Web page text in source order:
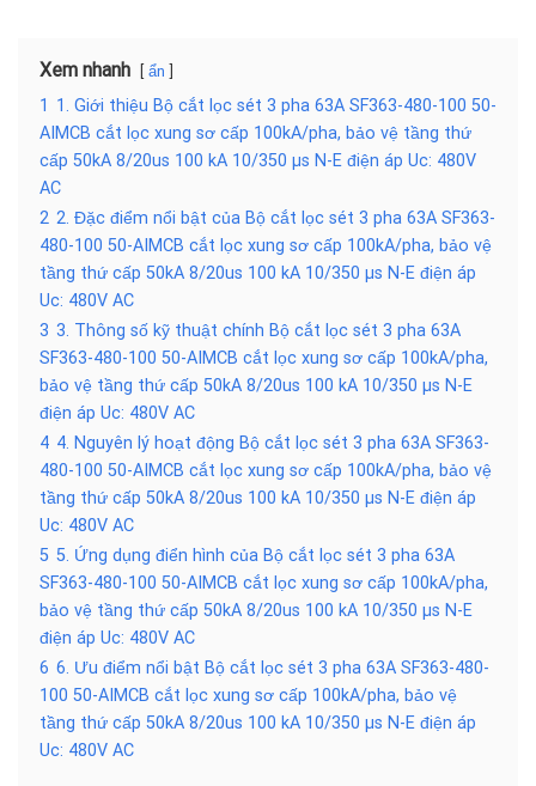
Xem nhanh ẩn
1 1. Giới thiệu Bộ cắt lọc sét 3 pha 63A SF363-480-100 50-
AIMCB cắt lọc xung sơ cấp 100kA/pha, bảo vệ tầng thứ
cấp 50kA 8/20us 100 kA 10/350 µs N-E điện áp Uc: 480V
AC
2 2. Đặc điểm nổi bật của Bộ cắt lọc sét 3 pha 63A SF363-
480-100 50-AIMCB cắt lọc xung sơ cấp 100kA/pha, bảo vệ
tầng thứ cấp 50kA 8/20us 100 kA 10/350 µs N-E điện áp
Uc: 480V AC
3 3. Thông số kỹ thuật chính Bộ cắt lọc sét 3 pha 63A
SF363-480-100 50-AIMCB cắt lọc xung sơ cấp 100kA/pha,
bảo vệ tầng thứ cấp 50kA 8/20us 100 kA 10/350 µs N-E
điện áp Uc: 480V AC
4 4. Nguyên lý hoạt động Bộ cắt lọc sét 3 pha 63A SF363-
480-100 50-AIMCB cắt lọc xung sơ cấp 100kA/pha, bảo vệ
tầng thứ cấp 50kA 8/20us 100 kA 10/350 µs N-E điện áp
Uc: 480V AC
5 5. Ứng dụng điển hình của Bộ cắt lọc sét 3 pha 63A
SF363-480-100 50-AIMCB cắt lọc xung sơ cấp 100kA/pha,
bảo vệ tầng thứ cấp 50kA 8/20us 100 kA 10/350 µs N-E
điện áp Uc: 480V AC
6 6. Ưu điểm nổi bật Bộ cắt lọc sét 3 pha 63A SF363-480-
100 50-AIMCB cắt lọc xung sơ cấp 100kA/pha, bảo vệ
tầng thứ cấp 50kA 8/20us 100 kA 10/350 µs N-E điện áp
Uc: 480V AC